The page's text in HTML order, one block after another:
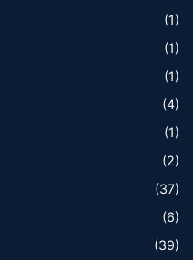
(1)
(1)
(1)
(4)
(1)
(2)
(37)
(6)
(39)